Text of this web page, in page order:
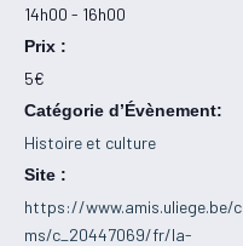
14h00 - 16h00
Prix :
5€
Catégorie d’Évènement:
Histoire et culture
Site :
https://www.amis.uliege.be/c
ms/c_20447069/fr/la-